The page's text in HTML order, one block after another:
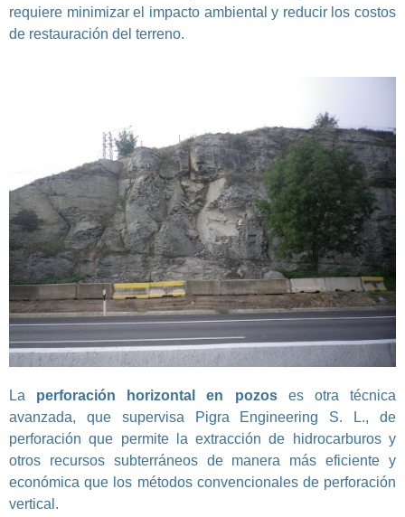
requiere minimizar el impacto ambiental y reducir los costos
de restauración del terreno.
La perforación horizontal en pozoses otra técnica
avanzada, que supervisa Pigra Engineering S. L., de
perforación que permite la extracción de hidrocarburos y
otros recursos subterráneos de manera más eficiente y
económica que los métodos convencionales de perforación
vertical.